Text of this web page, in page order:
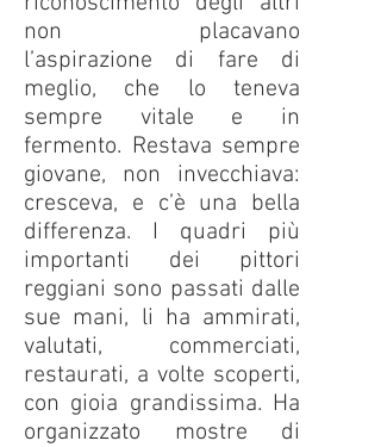
non placavano
l’aspirazione di fare di
meglio, che lo teneva
sempre vitale e in
fermento. Restava sempre
giovane, non invecchiava:
cresceva, e c’è una bella
differenza. I quadri più
importanti dei pittori
reggiani sono passati dalle
sue mani, li ha ammirati,
valutati, commerciati,
restaurati, a volte scoperti,
con gioia grandissima. Ha
organizzato mostre di